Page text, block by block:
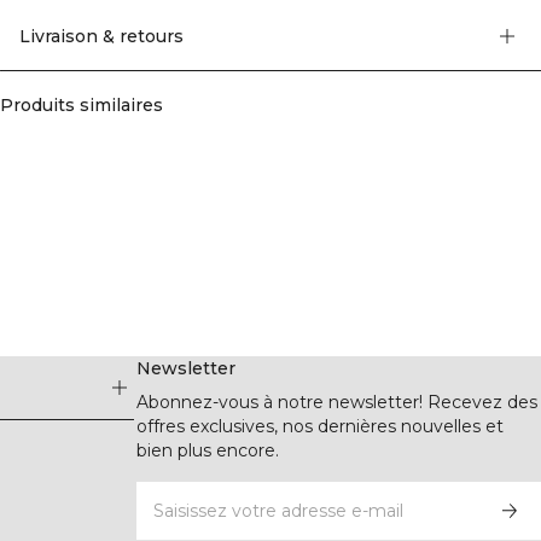
textiles et de réduire la pollution plastique.
Livraison & retours
Produits similaires
Newsletter
Abonnez-vous à notre newsletter! Recevez des
offres exclusives, nos dernières nouvelles et
bien plus encore.